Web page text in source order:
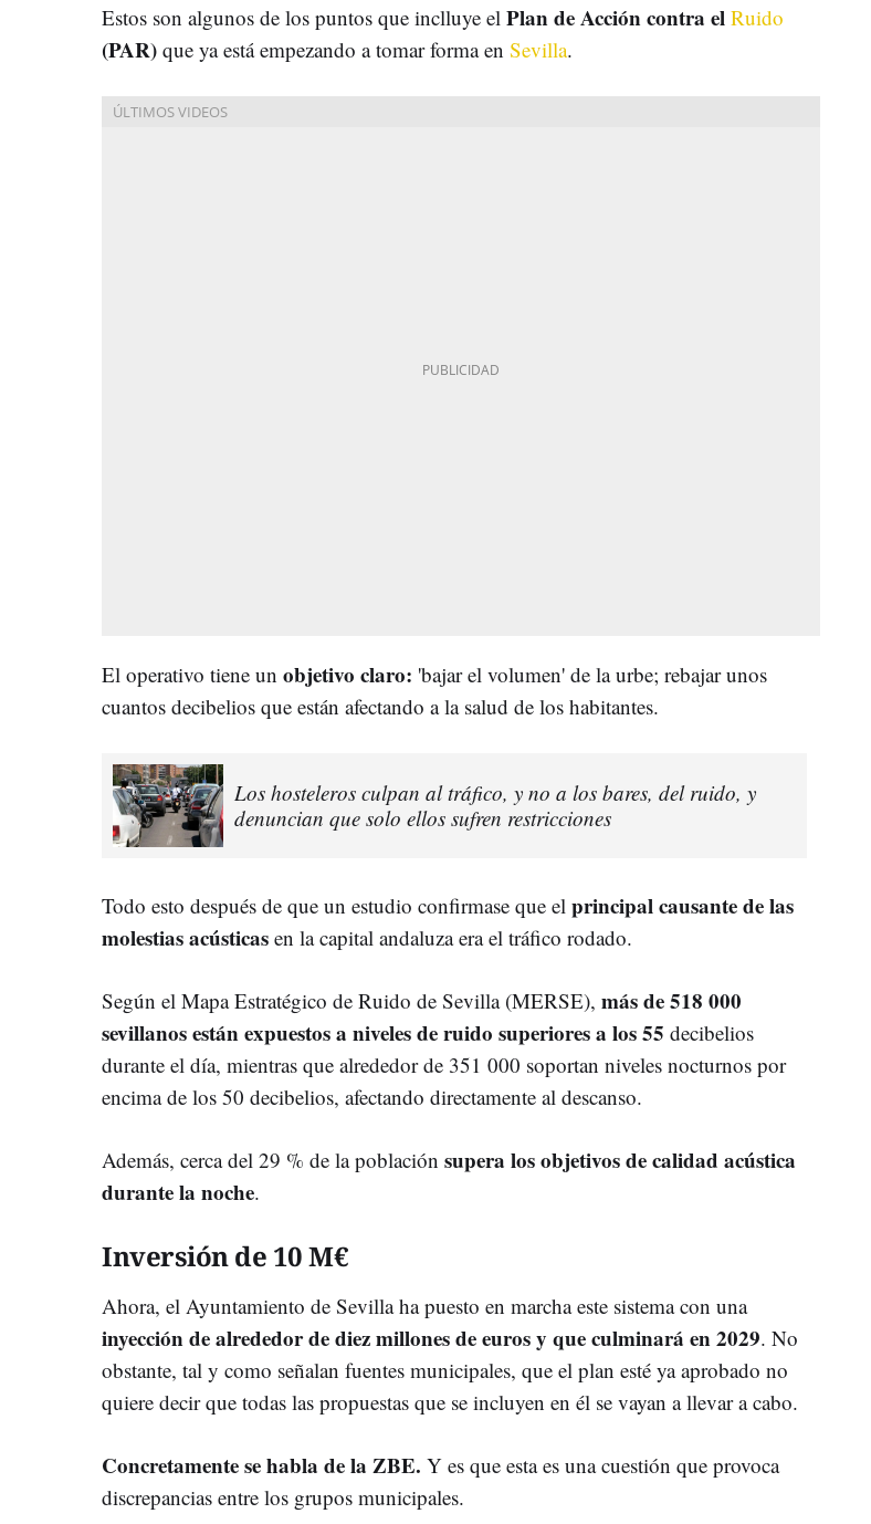
Estos son algunos de los puntos que inclluye el Plan de Acción contra el Ruido
(PAR) que ya está empezando a tomar forma en Sevilla.
El operativo tiene un objetivo claro: 'bajar el volumen' de la urbe; rebajar unos
cuantos decibelios que están afectando a la salud de los habitantes.
Los hosteleros culpan al tráfico, y no a los bares, del ruido, y
denuncian que solo ellos sufren restricciones
Todo esto después de que un estudio confirmase que el principal causante de las
molestias acústicas en la capital andaluza era el tráfico rodado.
Según el Mapa Estratégico de Ruido de Sevilla (MERSE), más de 518 000
sevillanos están expuestos a niveles de ruido superiores a los 55 decibelios
durante el día, mientras que alrededor de 351 000 soportan niveles nocturnos por
encima de los 50 decibelios, afectando directamente al descanso.
Además, cerca del 29 % de la población supera los objetivos de calidad acústica
durante la noche.
Inversión de 10 M€
Ahora, el Ayuntamiento de Sevilla ha puesto en marcha este sistema con una
inyección de alrededor de diez millones de euros y que culminará en 2029. No
obstante, tal y como señalan fuentes municipales, que el plan esté ya aprobado no
quiere decir que todas las propuestas que se incluyen en él se vayan a llevar a cabo.
Concretamente se habla de la ZBE. Y es que esta es una cuestión que provoca
discrepancias entre los grupos municipales.